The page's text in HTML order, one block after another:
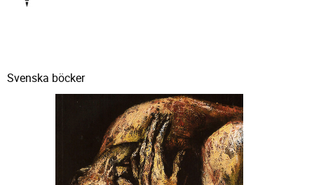
Svenska böcker